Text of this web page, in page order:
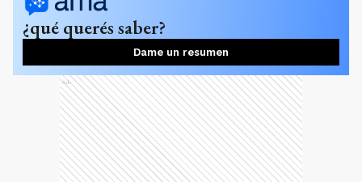
¿qué querés saber?
Dame un resumen
Ads